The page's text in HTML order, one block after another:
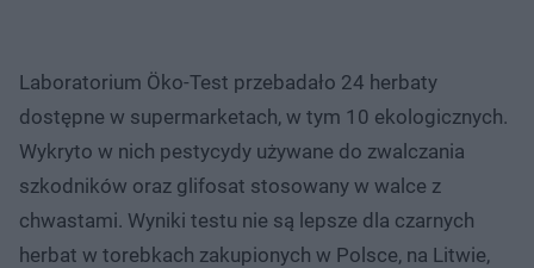
Laboratorium Öko-Test przebadało 24 herbaty
dostępne w supermarketach, w tym 10 ekologicznych.
Wykryto w nich pestycydy używane do zwalczania
szkodników oraz glifosat stosowany w walce z
chwastami. Wyniki testu nie są lepsze dla czarnych
herbat w torebkach zakupionych w Polsce, na Litwie,